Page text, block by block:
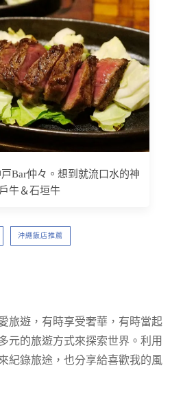
戸Bar仲々。想到就流口水的神
戶牛＆石垣牛
沖繩飯店推薦
旅遊，有時享受奢華，有時當起
元的旅遊方式來探索世界。利用
紀錄旅途，也分享給喜歡我的風